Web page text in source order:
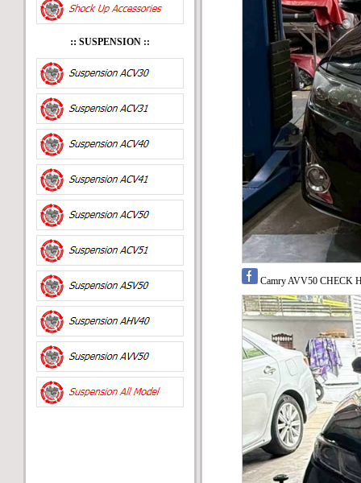
Camry AVV50
:: SUSPENSION ::